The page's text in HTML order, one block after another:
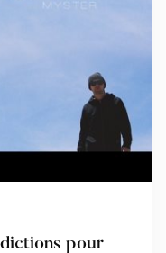
pour